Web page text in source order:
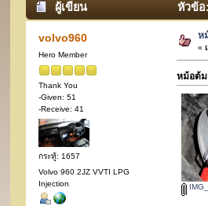
ผู้เขียน หัวข้อ
volvo960
Hero Member
Thank You
-Given: 51
-Receive: 41
กระทู้: 1657
Volvo 960 2JZ VVTI LPG
Injection
ห
«
หม้อต้ม